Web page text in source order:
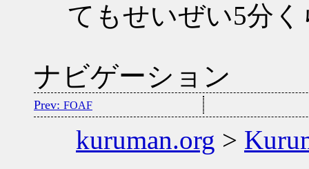
てもせいぜい5分
ナビゲーション
FOAF
kuruman.org >